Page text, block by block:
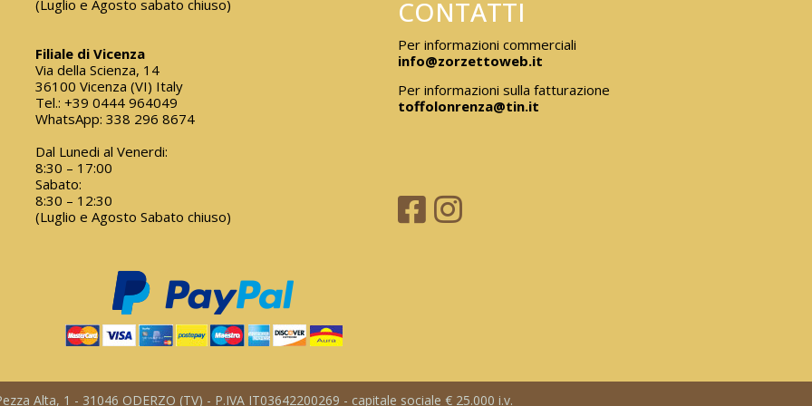
(Luglio e Agosto sabato chiuso)
Filiale di Vicenza
Via della Scienza, 14
36100 Vicenza (VI) Italy
Tel.: +39 0444 964049
WhatsApp: 338 296 8674
Dal Lunedi al Venerdi:
8:30 – 17:00
Sabato:
8:30 – 12:30
(Luglio e Agosto Sabato chiuso)
CONTATTI
Per informazioni commerciali
info@zorzettoweb.it
Per informazioni sulla fatturazione
toffolonrenza@tin.it
Alta, 1 - 31046 ODERZO (TV) - P.IVA IT03642200269 - capitale sociale € 25.000 i.v.